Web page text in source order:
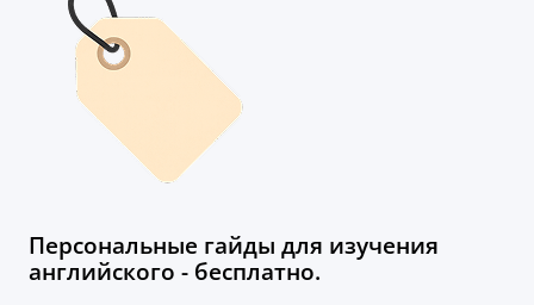
Персональные гайды для изучения
английского - бесплатно.